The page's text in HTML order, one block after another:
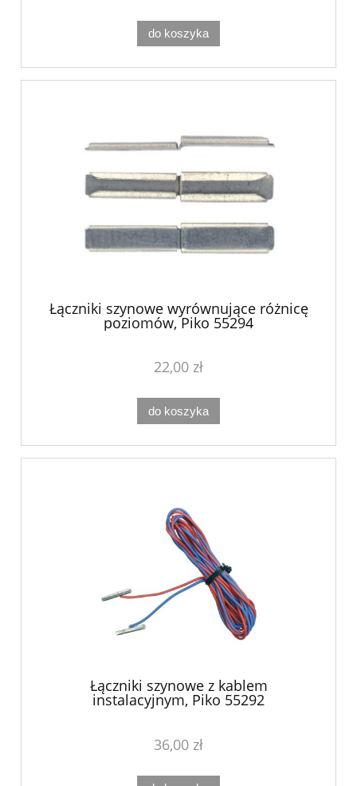
do koszyka
Łączniki szynowe wyrównujące różnicę
poziomów, Piko 55294
22,00 zł
do koszyka
Łączniki szynowe z kablem
instalacyjnym, Piko 55292
36,00 zł